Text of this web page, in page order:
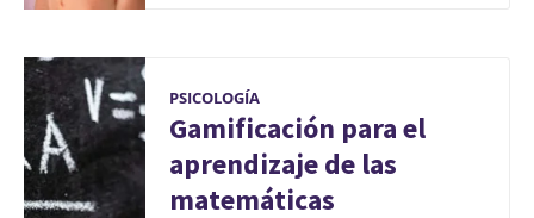
PSICOLOGÍA
Gamificación para el
aprendizaje de las
matemáticas